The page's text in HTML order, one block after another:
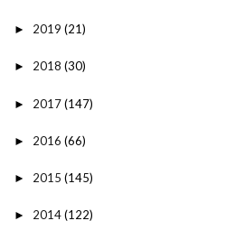
► 2019 (21)
► 2018 (30)
► 2017(147)
► 2016 (66)
► 2015 (145)
► 2014(122)